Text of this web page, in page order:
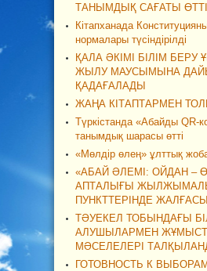
ТАНЫМДЫҚ САҒАТЫ ӨТТІ
Кітапханада
нормалары түсіндірілді
ҚАЛА ӘКІМІ БІЛІМ
ЖЫЛУ МАУСЫМЫНА
ҚАДАҒАЛАДЫ
ЖАҢА КІТАПТАРМЕН
Түркістанда «Абайды QR-
танымдық шарасы өтті
«Мөлдір өлең» ұлттық
«АБАЙ ӘЛЕМІ: ОЙДАН –
АПТАЛЫҒЫ
ПУНКТТЕРІНДЕ
ТӘУЕКЕЛ ТОБЫНДАҒЫ
АЛУШЫЛАРМЕН
МӘСЕЛЕЛЕРІ
ГОТОВНОСТЬ К